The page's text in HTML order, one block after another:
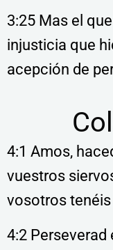
3:25 Mas el
injusticia que
acepción de
4:1 Amos,
vuestros
vosotros
4:2 Perseverad